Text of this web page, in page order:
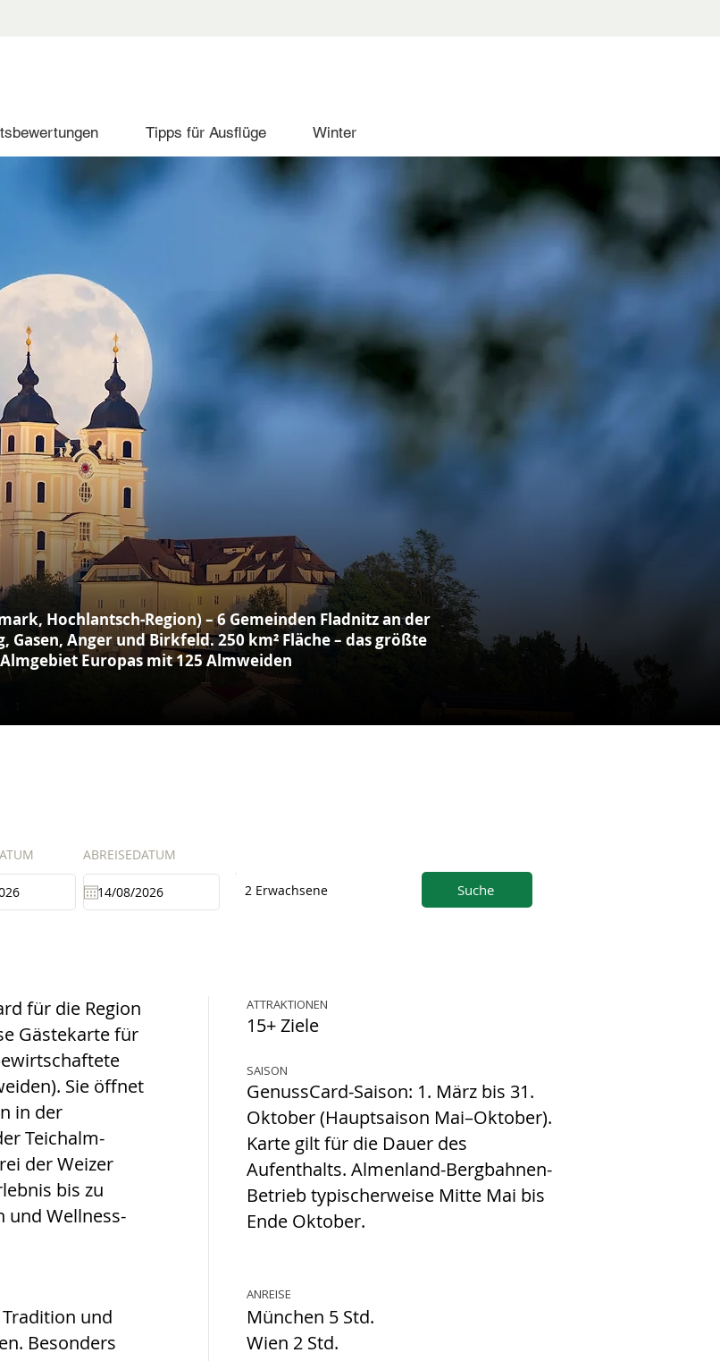
Tipps für Ausflüge Winter
Hochlantsch-Region) – 6 Gemeinden Fladnitz an der
Gasen, Anger und Birkfeld. 250 km² Fläche – das größte
Europas mit 125 Almweiden
ABREISEDATUM
2 Erwachsene Suche
für die Region
Gästekarte für
Sie öffnet
in der
Teichalm-
der Weizer
bis zu
und Wellness-
und
Besonders
ATTRAKTIONEN
15+ Ziele
SAISON
GenussCard-Saison: 1. März bis 31.
Oktober (Hauptsaison Mai–Oktober).
Karte gilt für die Dauer des
Aufenthalts. Almenland-Bergbahnen-
Betrieb typischerweise Mitte Mai bis
Ende Oktober.
ANREISE
München 5 Std.
Wien 2 Std.